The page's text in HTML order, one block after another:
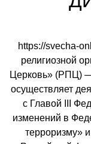
https://svecha-
религиозной
Церковь» (РПЦ)
осуществляет
с Главой III
изменений в
терроризму»